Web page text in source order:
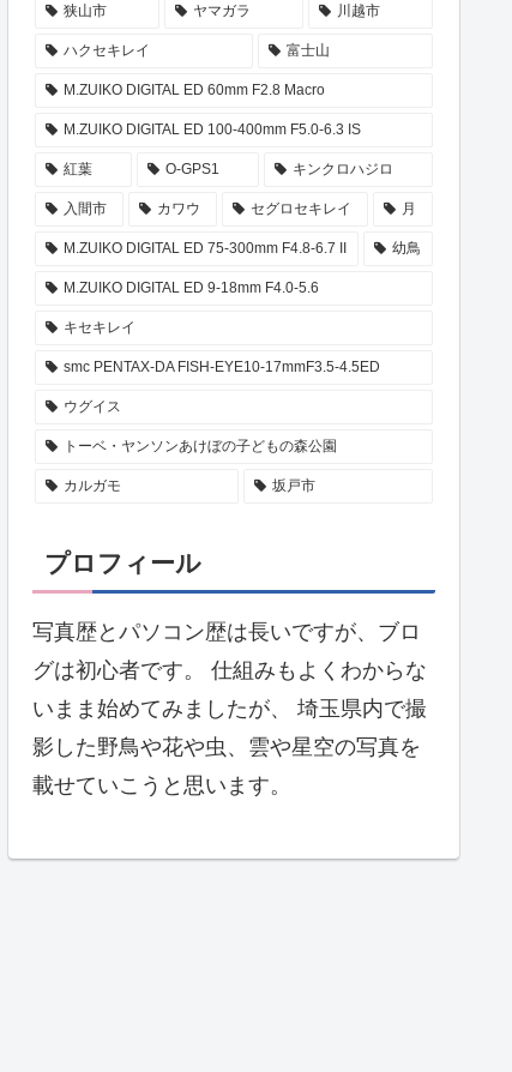
狭山市 ヤマガラ 川越市
ハクセキレイ 富士山
M.ZUIKO DIGITAL ED 60mm F2.8 Macro
M.ZUIKO DIGITAL ED 100-400mm F5.0-6.3 IS
紅葉 O-GPS1 キンクロハジロ
入間市 カワウ セグロセキレイ 月
M.ZUIKO DIGITAL ED 75-300mm F4.8-6.7 II 幼鳥
M.ZUIKO DIGITAL ED 9-18mm F4.0-5.6
キセキレイ
smc PENTAX-DA FISH-EYE10-17mmF3.5-4.5ED
ウグイス
トーベ・ヤンソンあけぼの子どもの森公園
カルガモ 坂戸市
プロフィール
写真歴とパソコン歴は長いですが、ブロ
グは初心者です。 仕組みもよくわからな
いまま始めてみましたが、 埼玉県内で撮
影した野鳥や花や虫、雲や星空の写真を
載せていこうと思います。